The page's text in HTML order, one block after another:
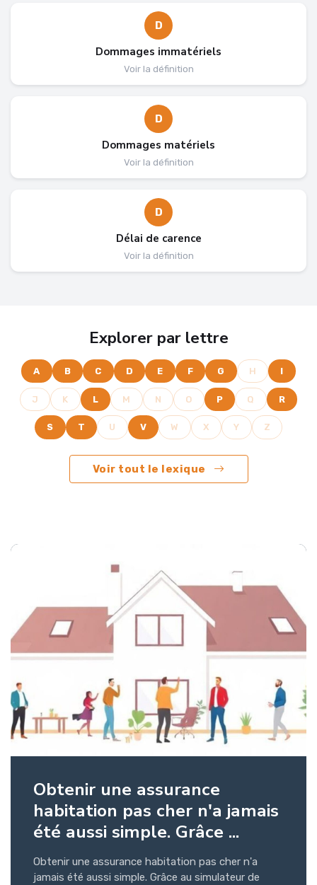
D
Dommages immatériels
Voir la définition
D
Dommages matériels
Voir la définition
D
Délai de carence
Voir la définition
Explorer par lettre
A B C D E F G H I
J K L M N O P Q R
S T U V W X Y Z
Voir tout le lexique
Obtenir une assurance
habitation pas cher n'a jamais
été aussi simple. Grâce ...
Obtenir une assurance habitation pas cher n'a
jamais été aussi simple. Grâce au simulateur de